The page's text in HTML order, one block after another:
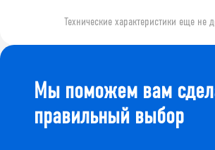
Технические характеристики еще не
Мы поможем вам
правильный выбор